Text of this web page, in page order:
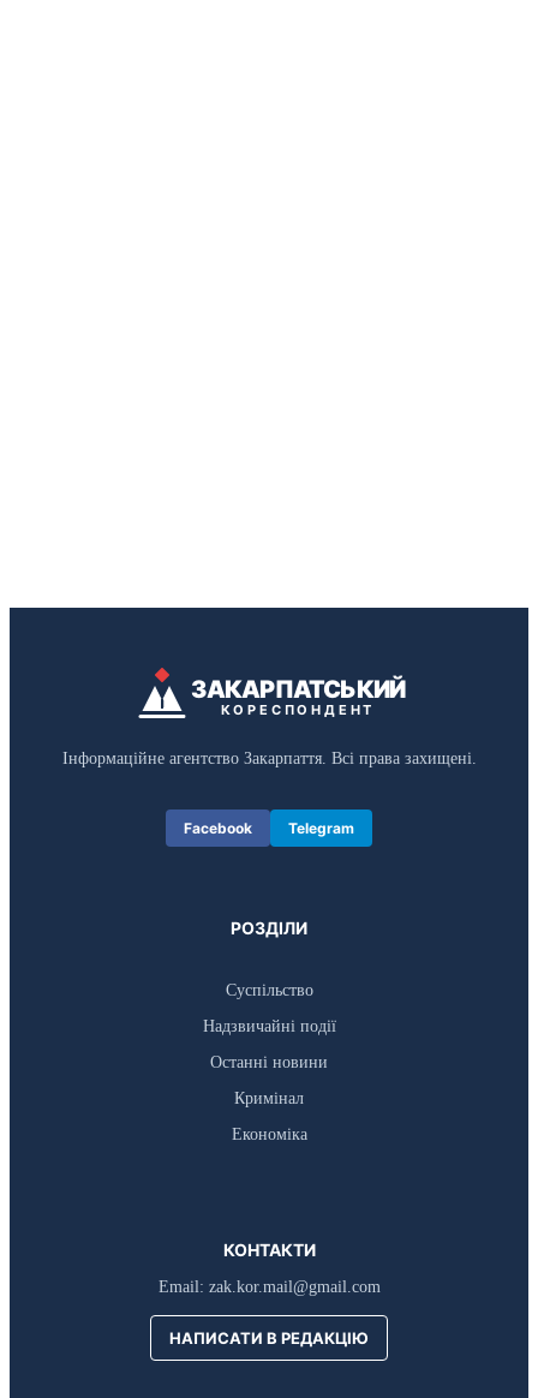
ЗАКАРПАТСЬКИЙ
КОРЕСПОНДЕНТ
Інформаційне агентство Закарпаття. Всі права захищені.
Facebook Telegram
РОЗДІЛИ
Суспільство
Надзвичайні події
Останні новини
Кримінал
Економіка
КОНТАКТИ
Email: zak.kor.mail@gmail.com
НАПИСАТИ В РЕДАКЦІЮ